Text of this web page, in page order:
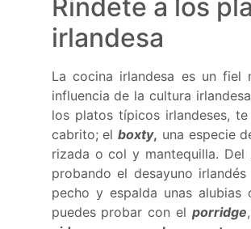
Ríndete a los
irlandesa
La cocina irlandesa es un
influencia de la cultura
los platos típicos irlandeses,
cabrito; elboxty, una especie
rizada o col y mantequilla. Del
probando el desayuno
pecho y espalda unas
puedes probar con el porridge